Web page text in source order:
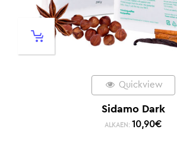
Quickview
Sidamo Dark
ALKAEN: 10,90€